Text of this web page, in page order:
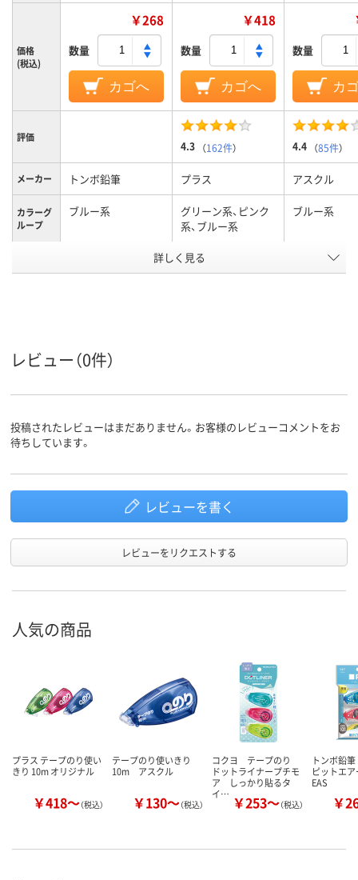
価格
(税込)
￥268
数量
カゴへ
￥418
数量
カゴへ
数量
カ
評価
4.3 （162件） 4.4 （85件）
メーカー トンボ鉛筆 プラス アスクル
カラーグ
ループ
ブルー系
グリーン系、ピンク
系、ブルー系
ブルー系
通常
形状 テープ
テープ長
アスクル
商品環境
詳しく見る
レビュー（0件）
投稿されたレビューはまだありません。お客様のレビューコメントをお
待ちしています。
レビューを書く
レビューをリクエストする
人気の商品
プラス テープのり使い
きり 10m オリジナル
￥418～（税込）
テープのり使いきり
10m アスクル
￥130～（税込）
コクヨ テープのり
ドットライナープチモ
ア しっかり貼るタ
イ… ￥253～（税込）
トンボ鉛
ピットエ
EAS
￥